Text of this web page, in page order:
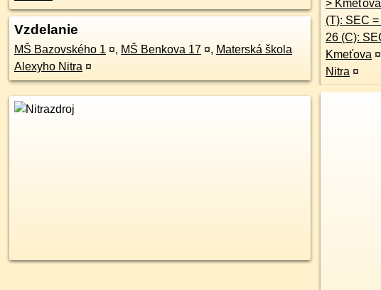
Vzdelanie
MŠ Bazovského 1 ¤, MŠ Benkova 17 ¤, Materská škola
Alexyho Nitra ¤
> Kmeťova
Kmeťova ¤
Nitra ¤